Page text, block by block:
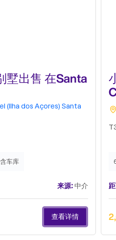
墅出售 在Santa
(Ilha dos Açores) Santa
含车库
来源:中介
查看详情